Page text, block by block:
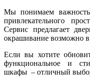
Мы понимаем важность
привлекательного
Сервис предлагает
окрашивание возможно
Если вы хотите
функциональное и
шкафы – отличный